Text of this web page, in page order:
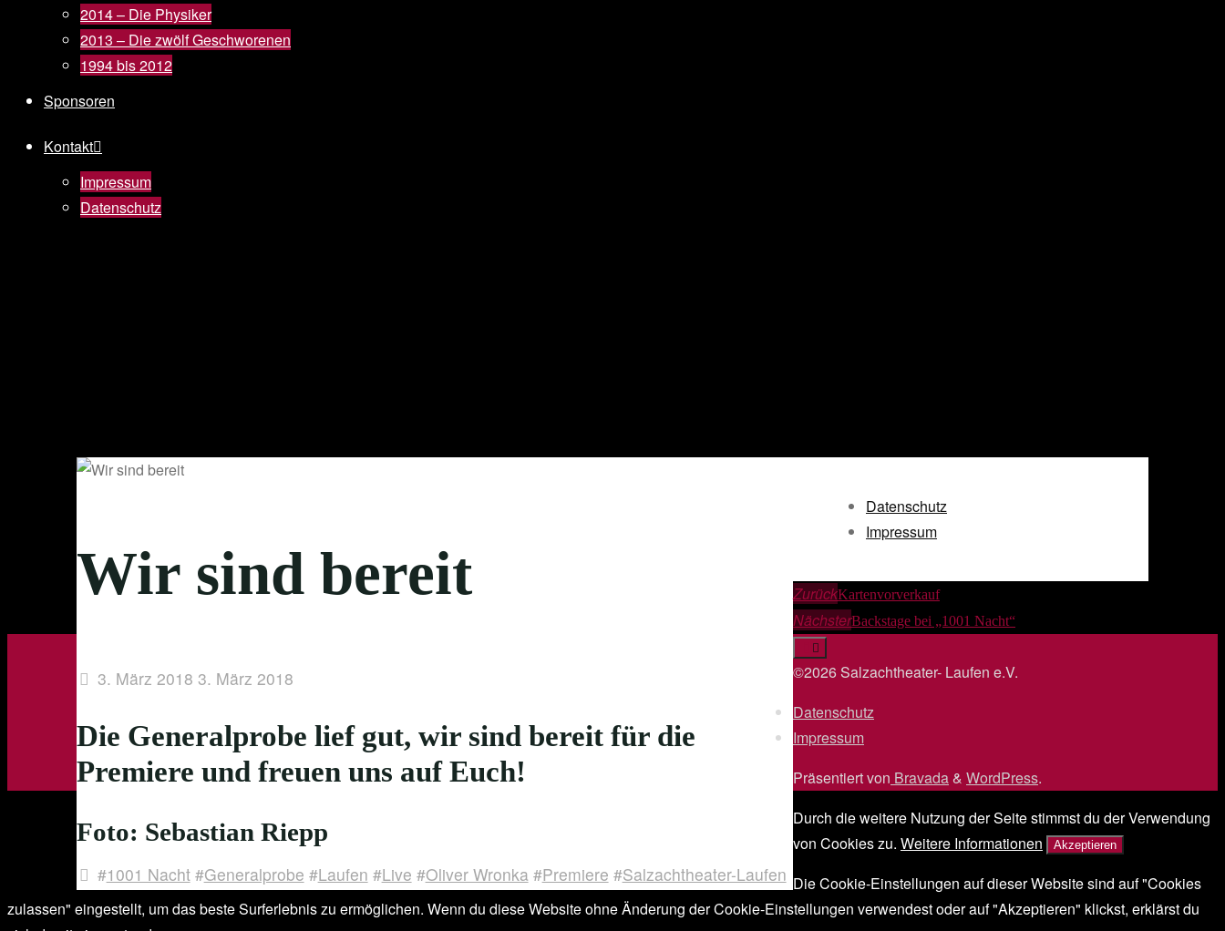
2014 – Die Physiker
2013 – Die zwölf Geschworenen
1994 bis 2012
Sponsoren
Kontakt
Impressum
Datenschutz
Wir sind bereit
3. März 2018 3. März 2018
Die Generalprobe lief gut, wir sind bereit für die
Premiere und freuen uns auf Euch!
Foto: Sebastian Riepp
#1001 Nacht #Generalprobe #Laufen #Live #Oliver Wronka #Premiere #Salzachtheater-Laufen
Datenschutz
Impressum
ZurückKartenvorverkauf
NächsterBackstage bei „1001 Nacht“
©2026 Salzachtheater- Laufen e.V.
Datenschutz
Impressum
Präsentiert von Bravada& WordPress.
Durch die weitere Nutzung der Seite stimmst du der Verwendung
von Cookies zu. Weitere Informationen Akzeptieren
Die Cookie-Einstellungen auf dieser Website sind auf "Cookies
zulassen" eingestellt, um das beste Surferlebnis zu ermöglichen. Wenn du diese Website ohne Änderung der Cookie-Einstellungen verwendest oder auf "Akzeptieren" klickst, erklärst du